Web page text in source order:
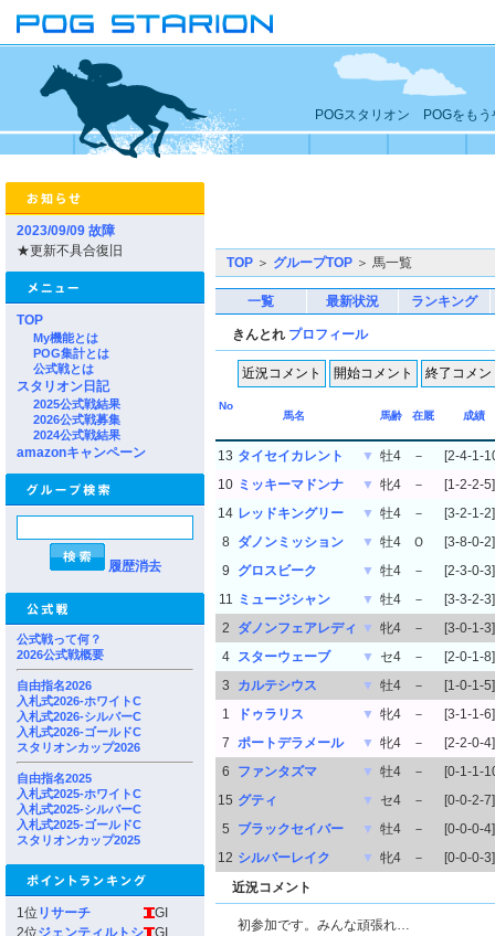
POGスタリオン POGをもう
2023/09/09 故障
★更新不具合復旧
TOP
My機能とは
POG集計とは
公式戦とは
スタリオン日記
2025公式戦結果
2026公式戦募集
2024公式戦結果
amazonキャンペーン
履歴消去
公式戦って何？
2026公式戦概要
自由指名2026
入札式2026-ホワイトC
入札式2026-シルバーC
入札式2026-ゴールドC
スタリオンカップ2026
自由指名2025
入札式2025-ホワイトC
入札式2025-シルバーC
入札式2025-ゴールドC
スタリオンカップ2025
1位 リサーチ
GI
2位ジェンティルトシ
GI
TOP ＞ グループTOP ＞ 馬一覧
一覧 最新状況 ランキング
きんとれ プロフィール
No
馬名
馬齢 在厩 成績
13 タイセイカレント ▼ 牡4 －
[2-4-1-
10 ミッキーマドンナ ▼ 牝4 －
[1-2-2-5]
14 レッドキングリー ▼ 牡4 －
[3-2-1-2]
8
ダノンミッション ▼ 牡4 Ｏ
[3-8-0-2]
9
グロスビーク ▼ 牡4 －
[2-3-0-3]
11 ミュージシャン ▼ 牡4 －
[3-3-2-3]
2
ダノンフェアレディ ▼ 牝4 －
[3-0-1-3]
4
スターウェーブ ▼ セ4 －
[2-0-1-8]
3
カルテシウス ▼ 牡4 －
[1-0-1-5]
1
ドゥラリス ▼ 牝4 －
[3-1-1-6]
7 ポートデラメール ▼ 牝4 －
[2-2-0-4]
6
ファンタズマ ▼ 牡4 －
[0-1-1-
15 グティ ▼ セ4 －
[0-0-2-7]
5
ブラックセイバー ▼ 牡4 －
[0-0-0-4]
12 シルバーレイク ▼ 牝4 －
[0-0-0-3]
近況コメント
初参加です。みんな頑張れ…